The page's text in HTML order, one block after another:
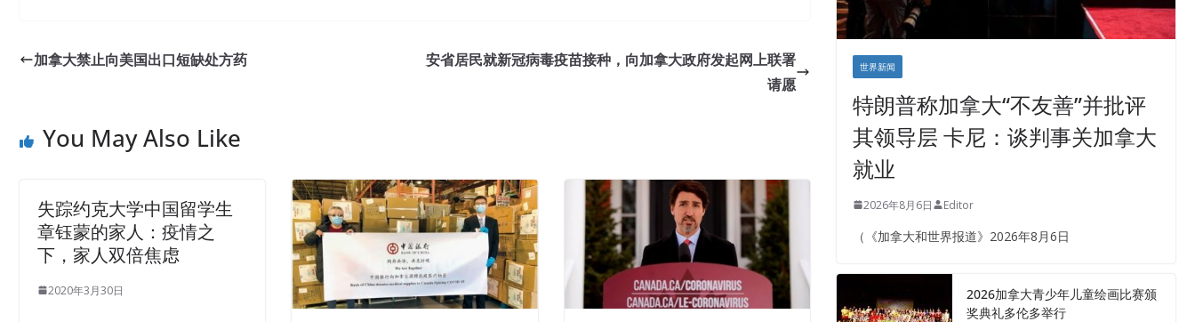
加拿大禁止向美国出口短缺处方药
安省居民就新冠病毒疫苗接种，向加拿大政府发起网上联署
请愿
You May Also Like
失踪约克大学中国留学生
章钰蒙的家人：疫情之
下，家人双倍焦虑
2020年3月30日
世界新闻
特朗普称加拿大“不友善”并批评
其领导层 卡尼：谈判事关加拿大
就业
2026年8月6日 Editor
（《加拿大和世界报道》2026年8月6日
2026加拿大青少年儿童绘画比赛颁
奖典礼多伦多举行